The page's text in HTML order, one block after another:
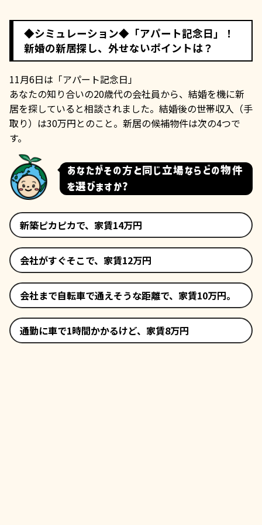
◆シミュレーション◆「アパート記念日」！
新婚の新居探し、外せないポイントは？
11月6日は「アパート記念日」
あなたの知り合いの20歳代の会社員から、結婚を機に新
居を探していると相談されました。結婚後の世帯収入（手
取り）は30万円とのこと。新居の候補物件は次の4つで
す。
あなたがその方と同じ立場ならどの物件
を選びますか?
新築ピカピカで、家賃14万円
会社がすぐそこで、家賃12万円
会社まで自転車で通えそうな距離で、家賃10万円。
通勤に車で1時間かかるけど、家賃8万円